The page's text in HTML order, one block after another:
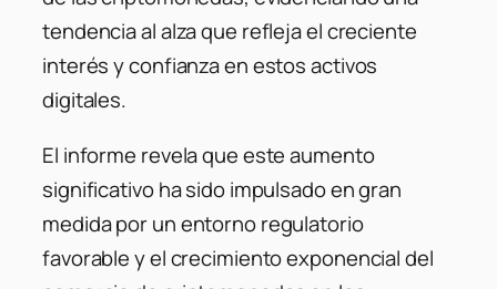
tendencia al alza que refleja el creciente
interés y confianza en estos activos
digitales.
El informe revela que este aumento
significativo ha sido impulsado en gran
medida por un entorno regulatorio
favorable y el crecimiento exponencial del